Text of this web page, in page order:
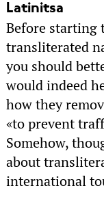
Latinitsa
Before starting
transliterated
you should
would indeed
how they
«to prevent
Somehow,
about
international